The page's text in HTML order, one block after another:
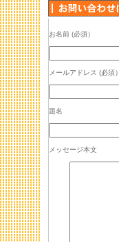
お名前 (必須）
メールアドレス (必須）
題名
メッセージ本文